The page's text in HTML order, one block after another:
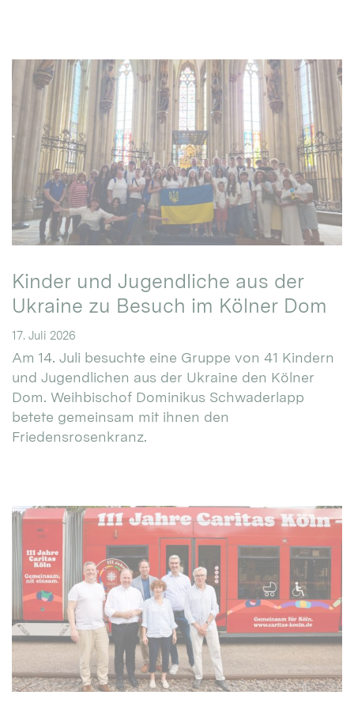
Kinder und Jugendliche aus der
Ukraine zu Besuch im Kölner Dom
17. Juli 2026
Am 14. Juli besuchte eine Gruppe von 41 Kindern
und Jugendlichen aus der Ukraine den Kölner
Dom. Weihbischof Dominikus Schwaderlapp
betete gemeinsam mit ihnen den
Friedensrosenkranz.